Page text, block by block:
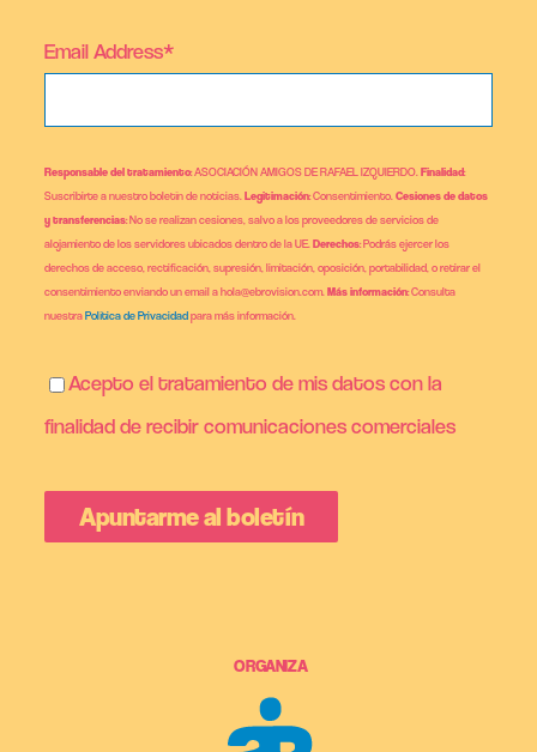
Email Address*
Responsable del tratamiento: ASOCIACIÓN AMIGOS DE RAFAEL IZQUIERDO.Finalidad:
Suscribirte a nuestro boletín de noticias.Legitimación: Consentimiento.Cesiones de datos
y transferencias: No se realizan cesiones, salvo a los proveedores de servicios de
alojamiento de los servidores ubicados dentro de la UE.Derechos: Podrás ejercer los
derechos de acceso, rectificación, supresión, limitación, oposición, portabilidad, o retirar el
consentimiento enviando un email a hola@ebrovision.com.Más información: Consulta
nuestraPolítica de Privacidadpara más información.
Acepto el tratamiento de mis datos con la
finalidad de recibir comunicaciones comerciales
ORGANIZA